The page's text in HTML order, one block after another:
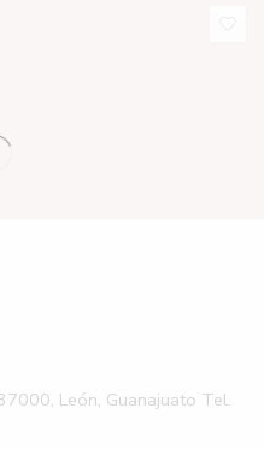
León, Guanajuato Tel.